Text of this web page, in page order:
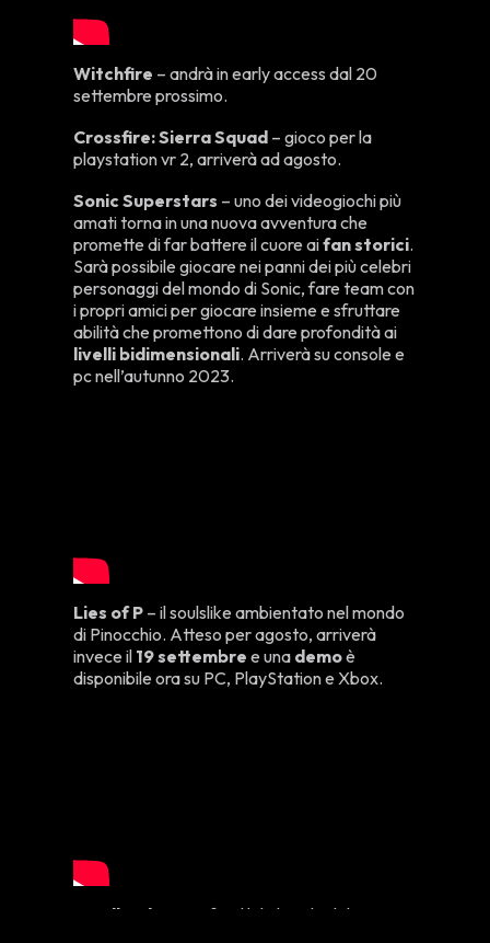
Witchfire – andrà in early access dal 20
settembre prossimo.
Crossfire: Sierra Squad – gioco per la
playstation vr 2, arriverà ad agosto.
Sonic Superstars – uno dei videogiochi più
amati torna in una nuova avventura che
promette di far battere il cuore aifan storici.
Sarà possibile giocare nei panni dei più celebri
personaggi del mondo di Sonic, fare team con
i propri amici per giocare insieme e sfruttare
abilità che promettono di dare profondità ai
livelli bidimensionali. Arriverà su console e
pc nell’autunno 2023.
Lies of P – il soulslike ambientato nel mondo
di Pinocchio. Atteso per agosto, arriverà
invece il 19 settembre e una demoè
disponibile ora su PC, PlayStation e Xbox.
Sandland
– Inconfondibile lo stile del